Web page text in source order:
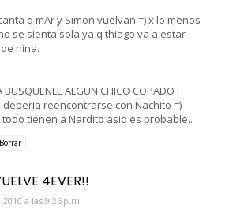
q mAr y Simon vuelvan =) x lo menos
se sienta sola ya q thiago va a estar
nina.
BUSQUENLE ALGUN CHICO COPADO !
deberia reencontrarse con Nachito =)
tienen a Nardito asiq es probable..
Borrar
4EVER!!
a las 9:26 p.m.